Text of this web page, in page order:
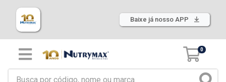
Baixe já nosso APP
0